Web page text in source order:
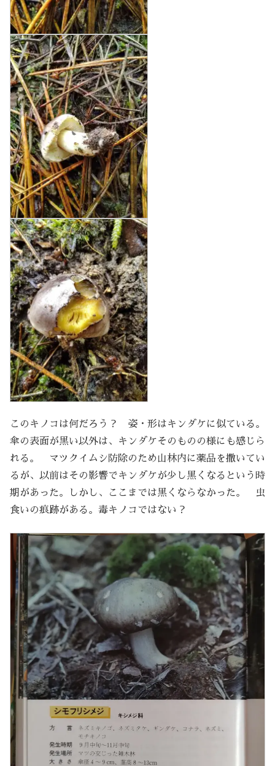
このキノコは何だろう？ 姿・形はキンダケに似ている。
傘の表面が黒い以外は、キンダケそのものの様にも感じら
れる。 マツクイムシ防除のため山林内に薬品を撒いてい
るが、以前はその影響でキンダケが少し黒くなるという時
期があった。しかし、ここまでは黒くならなかった。 虫
食いの痕跡がある。毒キノコではない？